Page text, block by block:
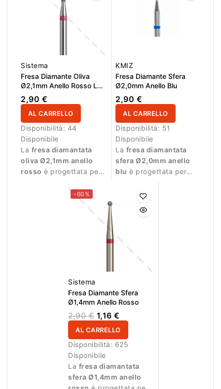
Sistema
Fresa Diamante Oliva
Ø2,1mm Anello Rosso LL
5,0mm
2,90 €
AL CARRELLO
Disponibilità: 44
Disponibile
La fresa diamantata
oliva Ø2,1mm anello
rosso è progettata per
durante la manicure.
KMIZ
Fresa Diamante Sfera
Ø2,0mm Anello Blu
2,90 €
AL CARRELLO
Disponibilità: 51
Disponibile
La fresa diamantata
sfera Ø2,0mm anello
blu è progettata per
lavorazioni di precisione
durante la manicure.
-60%
Sistema
Fresa Diamante Sfera
Ø1,4mm Anello Rosso
2,90 € 1,16 €
AL CARRELLO
Disponibilità: 625
Disponibile
La fresa diamantata
sfera Ø1,4mm anello